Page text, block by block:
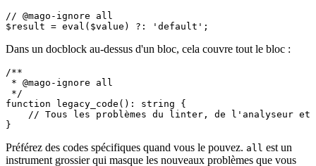
// @mago-ignore all
$result = eval ( $value ) ?: 'default'
Dans un docblock au-dessus d'un bloc, cela couvre tout le bloc :
/**
* @mago -ignore all
*/
function
legacy_code ( ): string
{
// Tous les problèmes du linter, de l'analyseur et
Préférez des codes spécifiques quand vous le pouvez. all est un
instrument grossier qui masque les nouveaux problèmes que vous